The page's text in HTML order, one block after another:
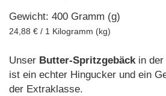
of
the
gallery
Gewicht: 400 Gramm (g)
24,88 € / 1 Kilogramm (kg)
Unser Butter-Spritzgebäckin der
ist ein echter Hingucker und ein
der Extraklasse.